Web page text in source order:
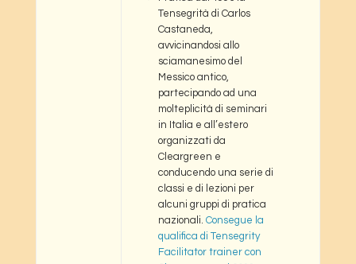
Tensegrità di Carlos
Castaneda,
avvicinandosi allo
sciamanesimo del
Messico antico,
partecipando ad una
molteplicità di seminari
in Italia e all’estero
organizzati da
Cleargreen e
conducendo una serie di
classi e di lezioni per
alcuni gruppi di pratica
nazionali. Consegue la
qualifica di Tensegrity
Facilitator trainer con